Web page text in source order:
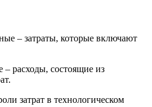
– затраты, которые включают
расходы, состоящие из
затрат в технологическом